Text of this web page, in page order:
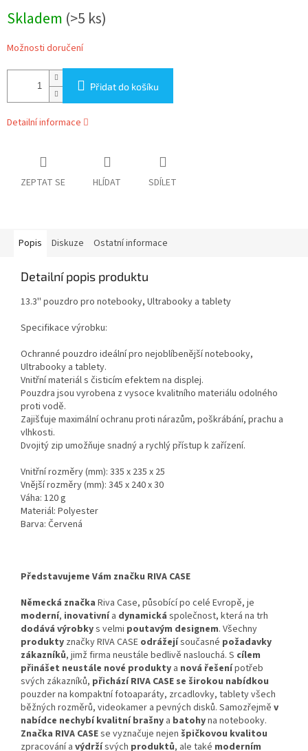
cena:
Skladem (>5 ks)
Možnosti doručení
Přidat do košíku
Detailní informace
ZEPTAT SE HLÍDAT SDÍLET
Popis Diskuze Ostatní informace
Detailní popis produktu
13.3'' pouzdro pro notebooky, Ultrabooky a tablety
Specifikace výrobku:
Ochranné pouzdro ideální pro nejoblíbenější notebooky,
Ultrabooky a tablety.
Vnitřní materiál s čisticím efektem na displej.
Pouzdra jsou vyrobena z vysoce kvalitního materiálu odolného
proti vodě.
Zajišťuje maximální ochranu proti nárazům, poškrábání, prachu a
vlhkosti.
Dvojitý zip umožňuje snadný a rychlý přístup k zařízení.
Vnitřní rozměry (mm): 335 x 235 x 25
Vnější rozměry (mm): 345 x 240 x 30
Váha: 120 g
Materiál: Polyester
Barva: Červená
Představujeme Vám značku RIVA CASE
Německá značka Riva Case, působící po celé Evropě, je
moderní, inovativnía dynamická společnost, která na trh
dodává výrobkys velmi poutavým designem. Všechny
produkty značky RIVA CASE odrážejísoučasné požadavky
zákazníků, jimž firma neustále bedlivě naslouchá. S cílem
přinášet neustále nové produkty a nová řešenípotřeb
svých zákazníků, přichází RIVA CASE se širokou nabídkou
pouzder na kompaktní fotoaparáty, zrcadlovky, tablety všech
běžných rozměrů, videokamer a pevných disků. Samozřejmě v
nabídce nechybí kvalitní brašny a batohyna notebooky.
Značka RIVA CASEse vyznačuje nejen špičkovou kvalitou
zpracování a výdržísvých produktů, ale také moderním